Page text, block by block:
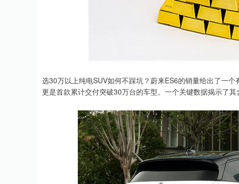
选30万以上纯电SUV如何不踩坑？蔚来ES6的销量给出了一
更是首款累计交付突破30万台的车型。一个关键数据揭示了